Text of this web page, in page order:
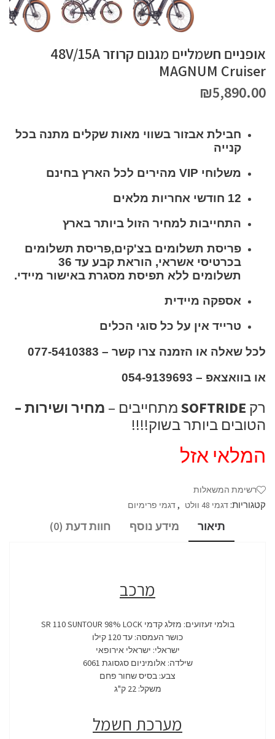
אופניים חשמליים מגנום קרוזר 48V/15A
MAGNUM Cruiser
₪5,890.00
חבילת אבזור בשווי מאות שקלים מתנה בכל
קנייה
משלוחי VIP מהירים לכל הארץ בחינם
12 חודשי אחריות מלאים
התחייבות למחיר הזול ביותר בארץ
פריסת תשלומים בצ'קים,פריסת תשלומים
בכרטיסי אשראי, הוראת קבע עד 36
תשלומים ללא תפיסת מסגרת באישור מיידי.
אספקה מיידית
טרייד אין על כל סוגי הכלים
לכל שאלה או הזמנה צרו קשר – 077-5410383
או בוואצאפ – 054-9139693
רק SOFTRIDEמתחייבים – מחיר ושירות –
הטובים ביותר בשוק!!!!
המלאי אזל
רשימת המשאלות
קטגוריות: דגמי 48 וולט ,דגמי פרימיום
תיאור מידע נוסף חוות דעת (0)
מרכב
בולמי זעזועים: מזלג קדמי SR 110 SUNTOUR 98% LOCK
כושר העמסה: עד 120 קילו
ישראלי: ישראלי אירופאי
שילדה: אלומיניום סגסוגת 6061
צבע: בסיס שחור פחם
משקל: 22 ק"ג
מערכת חשמל